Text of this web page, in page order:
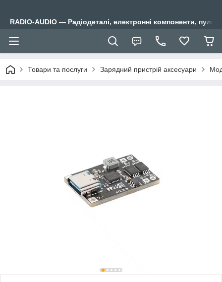
RADIO-AUDIO — Радіодеталі, електронні компоненти,
Товари та послуги Зарядний пристрій аксесуари